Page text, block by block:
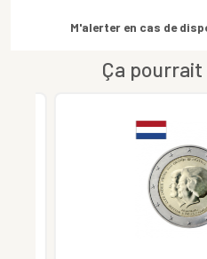
M'alerter en cas de
Ça